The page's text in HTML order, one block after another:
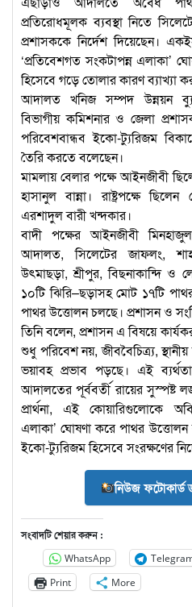
প্রতিরোধমূলক ব্যবস্থা নিতে
প্রশাসককে নির্দেশ দিয়েছেন।
‘প্রতিবেশগত সংকটাপন্ন এলাকা’
হিসেবে গড়ে তোলার কারণ
আদালত খনিজ সম্পদ উন্নয়ন
বিভাগীয় কমিশনার ও জেলা
পরিবেশবান্ধব ইকো-ট্যুরিজম
তৈরি করতে বলেছেন।
মামলায় বেলার পক্ষে আইনজীবী
হাসানুল বান্না। রাষ্ট্রপক্ষে
এরশাদুল বারী খন্দকার।
বাদী পক্ষের আইনজীবী
আদালত, সিলেটের জাফলং,
উৎমাছড়া, শ্রীপুর, বিছনাকান্দি ও
১০টি ঝিরি–ছড়াসহ মোট ১৭টি
পাথর উত্তোলন চলছে। প্রশাসন ও
তিনি বলেন, প্রশাসন এ বিষয়ে
শুধু পরিবেশ নয়, জীববৈচিত্র্য,
ভয়াবহ প্রভাব পড়ছে। এই
আদালতের পূর্ববর্তী রায়ের
প্রার্থনা, এই কোয়ারিগুলোকে
এলাকা’ ঘোষণা করে পাথর
ইকো-ট্যুরিজম হিসেবে সংরক্ষণের
নিউজ
সংবাদটি শেয়ার করুন :
WhatsApp
Print
More